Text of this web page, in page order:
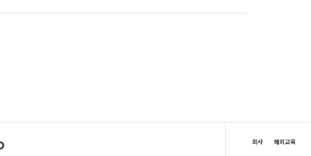
회사 해외교육